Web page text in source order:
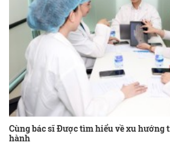
Cùng bác sĩ Được tìm hiểu về xu hướng
hành